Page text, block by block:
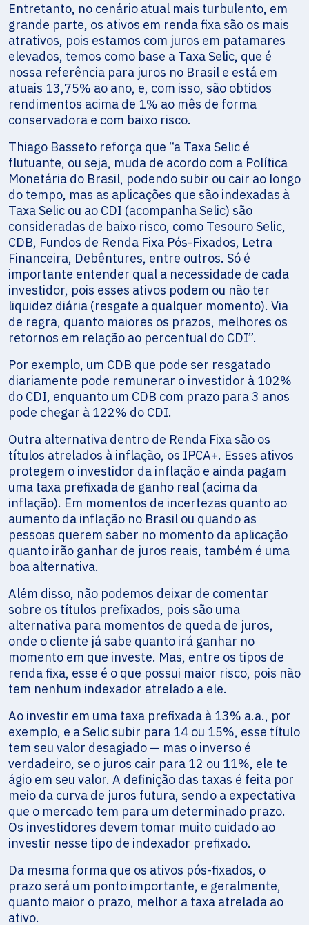
Entretanto, no cenário atual mais turbulento, em
grande parte, os ativos em renda fixa são os mais
atrativos, pois estamos com juros em patamares
elevados, temos como base a Taxa Selic, que é
nossa referência para juros no Brasil e está em
atuais 13,75% ao ano, e, com isso, são obtidos
rendimentos acima de 1% ao mês de forma
conservadora e com baixo risco.
Thiago Basseto reforça que “a Taxa Selic é
flutuante, ou seja, muda de acordo com a Política
Monetária do Brasil, podendo subir ou cair ao longo
do tempo, mas as aplicações que são indexadas à
Taxa Selic ou ao CDI (acompanha Selic) são
consideradas de baixo risco, como Tesouro Selic,
CDB, Fundos de Renda Fixa Pós-Fixados, Letra
Financeira, Debêntures, entre outros. Só é
importante entender qual a necessidade de cada
investidor, pois esses ativos podem ou não ter
liquidez diária (resgate a qualquer momento). Via
de regra, quanto maiores os prazos, melhores os
retornos em relação ao percentual do CDI”.
Por exemplo, um CDB que pode ser resgatado
diariamente pode remunerar o investidor à 102%
do CDI, enquanto um CDB com prazo para 3 anos
pode chegar à 122% do CDI.
Outra alternativa dentro de Renda Fixa são os
títulos atrelados à inflação, os IPCA+. Esses ativos
protegem o investidor da inflação e ainda pagam
uma taxa prefixada de ganho real (acima da
inflação). Em momentos de incertezas quanto ao
aumento da inflação no Brasil ou quando as
pessoas querem saber no momento da aplicação
quanto irão ganhar de juros reais, também é uma
boa alternativa.
Além disso, não podemos deixar de comentar
sobre os títulos prefixados, pois são uma
alternativa para momentos de queda de juros,
onde o cliente já sabe quanto irá ganhar no
momento em que investe. Mas, entre os tipos de
renda fixa, esse é o que possui maior risco, pois não
tem nenhum indexador atrelado a ele.
Ao investir em uma taxa prefixada à 13% a.a., por
exemplo, e a Selic subir para 14 ou 15%, esse título
tem seu valor desagiado — mas o inverso é
verdadeiro, se o juros cair para 12 ou 11%, ele te
ágio em seu valor. A definição das taxas é feita por
meio da curva de juros futura, sendo a expectativa
que o mercado tem para um determinado prazo.
Os investidores devem tomar muito cuidado ao
investir nesse tipo de indexador prefixado.
Da mesma forma que os ativos pós-fixados, o
prazo será um ponto importante, e geralmente,
quanto maior o prazo, melhor a taxa atrelada ao
ativo.